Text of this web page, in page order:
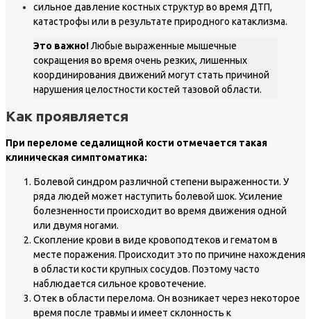
сильное давление костных структур во время ДТП,
катастрофы или в результате природного катаклизма.
Это важно!Любые выраженные мышечные
сокращения во время очень резких, лишенных
координирования движений могут стать причиной
нарушения целостности костей тазовой области.
Как проявляется
При переломе седалищной кости отмечается такая
клиническая симптоматика:
Болевой синдром различной степени выраженности. У
ряда людей может наступить болевой шок. Усиление
болезненности происходит во время движения одной
или двумя ногами.
Скопление крови в виде кровоподтеков и гематом в
месте поражения. Происходит это по причине нахождения
в области кости крупных сосудов. Поэтому часто
наблюдается сильное кровотечение.
Отек в области перелома. Он возникает через некоторое
время после травмы и имеет склонность к